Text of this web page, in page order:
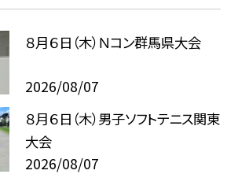
８月６日（木）Ｎコン群馬県大会
2026/08/07
８月６日（木）男子ソフトテニス関東
大会
2026/08/07